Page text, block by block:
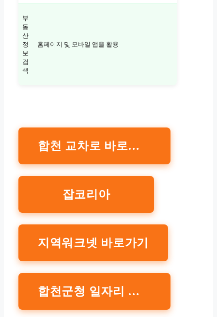
부
동
산
정
보
검
색
홈페이지 및 모바일 앱을 활용
합천 교차로 바로가기
잡코리아
지역워크넷 바로가기
합천군청 일자리 확인